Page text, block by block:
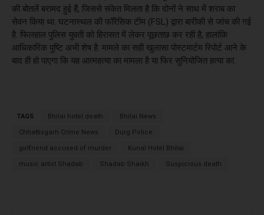
की बोतलें बरामद हुई हैं, जिससे संकेत मिलता है कि दोनों ने साथ में शराब का
सेवन किया था. घटनास्थल की फॉरेंसिक टीम (FSL) द्वारा बारीकी से जांच की गई
है. फिलहाल पुलिस युवती को हिरासत में लेकर पूछताछ कर रही है, हालांकि
आधिकारिक पुष्टि अभी शेष है. मामले का सही खुलासा पोस्टमार्टम रिपोर्ट आने के
बाद ही हो पाएगा कि यह आत्महत्या का मामला है या फिर सुनियोजित हत्या का.
TAGS Bhilai hotel death Bhilai News
Chhattisgarh Crime News Durg Police
girlfriend accused of murder Kunal Hotel Bhilai
music artist Shadab Shadab Shaikh Suspicious death